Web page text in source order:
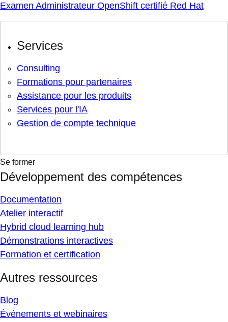
Examen Administrateur OpenShift certifié Red Hat
Services
Consulting
Formations pour partenaires
Assistance pour les produits
Services pour l'IA
Gestion de compte technique
Se former
Développement des compétences
Documentation
Atelier interactif
Hybrid cloud learning hub
Démonstrations interactives
Formation et certification
Autres ressources
Blog
Événements et webinaires